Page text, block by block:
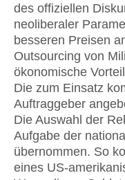
des offiziellen
neoliberaler
besseren Preisen
Outsourcing von
ökonomische
Die zum Einsatz
Auftraggeber
Die Auswahl der
Aufgabe der
übernommen. So
eines US-